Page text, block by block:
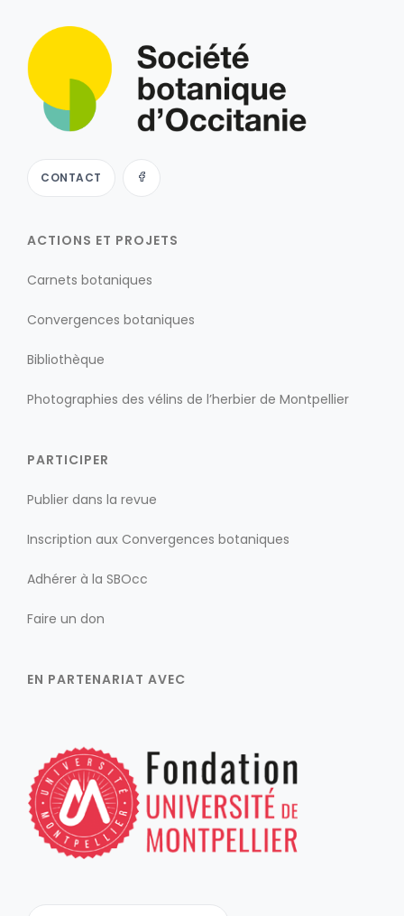
CONTACT
ACTIONS ET PROJETS
Carnets botaniques
Convergences botaniques
Bibliothèque
Photographies des vélins de l’herbier de Montpellier
PARTICIPER
Publier dans la revue
Inscription aux Convergences botaniques
Adhérer à la SBOcc
Faire un don
EN PARTENARIAT AVEC